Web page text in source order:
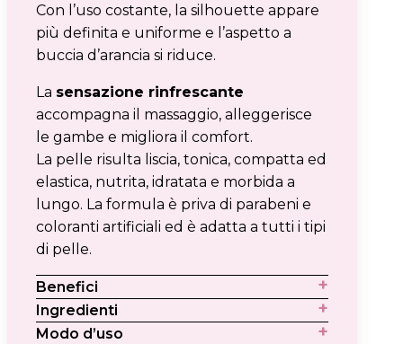
Con l’uso costante, la silhouette appare
più definita e uniforme e l’aspetto a
buccia d’arancia si riduce.
La sensazione rinfrescante
accompagna il massaggio, alleggerisce
le gambe e migliora il comfort.
La pelle risulta liscia, tonica, compatta ed
elastica, nutrita, idratata e morbida a
lungo. La formula è priva di parabeni e
coloranti artificiali ed è adatta a tutti i tipi
di pelle.
Benefici
Ingredienti
Modo d’uso